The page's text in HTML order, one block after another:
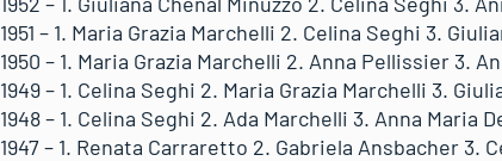
1951 – 1. Maria Grazia Marchelli 2. Celina Seghi 3.
1950 – 1. Maria Grazia Marchelli 2. Anna Pellissier 3.
1949 – 1. Celina Seghi 2. Maria Grazia Marchelli 3.
1948 – 1. Celina Seghi 2. Ada Marchelli 3. Anna Maria
1947 – 1. Renata Carraretto 2. Gabriela Ansbacher 3.